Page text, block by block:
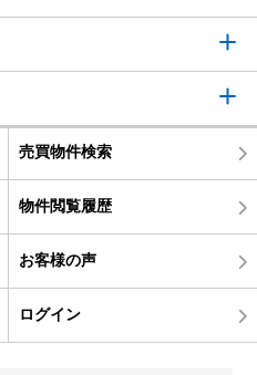
売買物件検索
物件閲覧履歴
お客様の声
ログイン